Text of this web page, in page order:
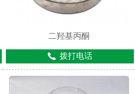
二羟基丙酮
拨打电话